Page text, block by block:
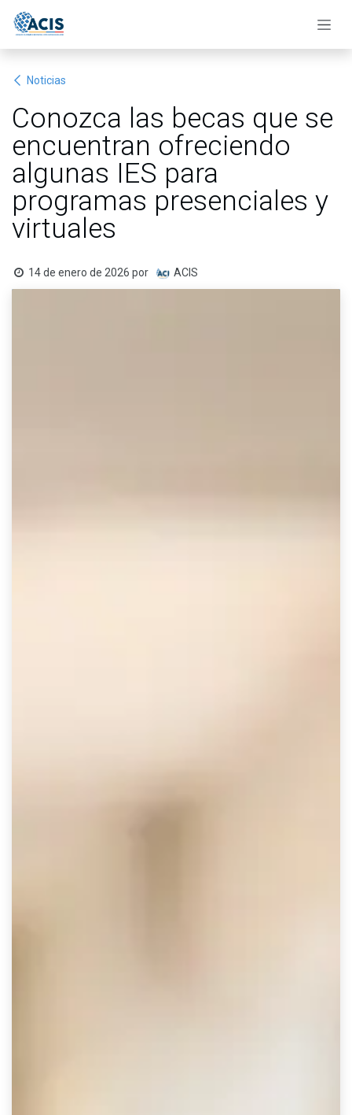
Noticias
Conozca las becas que se
encuentran ofreciendo
algunas IES para
programas presenciales y
virtuales
14 de enero de 2026 por ACIS